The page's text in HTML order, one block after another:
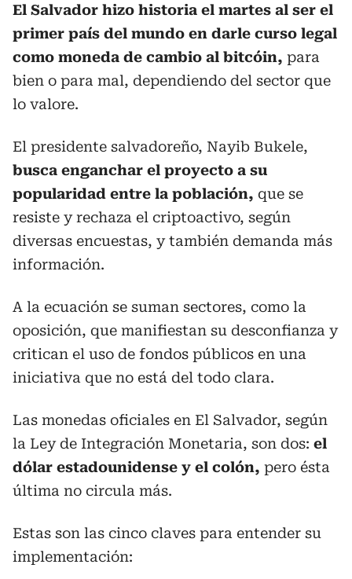
El Salvador hizo historia el martes al ser el
primer país del mundo en darle curso legal
como moneda de cambio al bitcóin, para
bien o para mal, dependiendo del sector que
lo valore.
El presidente salvadoreño, Nayib Bukele,
busca enganchar el proyecto a su
popularidad entre la población, que se
resiste y rechaza el criptoactivo, según
diversas encuestas, y también demanda más
información.
A la ecuación se suman sectores, como la
oposición, que manifiestan su desconfianza y
critican el uso de fondos públicos en una
iniciativa que no está del todo clara.
Las monedas oficiales en El Salvador, según
la Ley de Integración Monetaria, son dos: el
dólar estadounidense y el colón, pero ésta
última no circula más.
Estas son las cinco claves para entender su
implementación: